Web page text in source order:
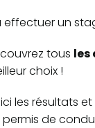
effectuer un
tous les
choix !
les résultats
de